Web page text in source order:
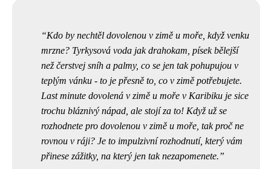
Kdo by nechtěl dovolenou v zimě u moře , když venku
mrzne? Tyrkysová voda jak drahokam, písek bělejší
než čerstvej sníh a palmy, co se jen tak pohupujou v
teplým vánku - to je přesně to, co v zimě potřebujete.
Last minute dovolená v zimě u moře v Karibiku je sice
trochu bláznivý nápad, ale stojí za to! Když už se
rozhodnete pro dovolenou v zimě u moře, tak proč ne
rovnou v ráji? Je to impulzivní rozhodnutí, který vám
přinese zážitky, na který jen tak nezapomenete.